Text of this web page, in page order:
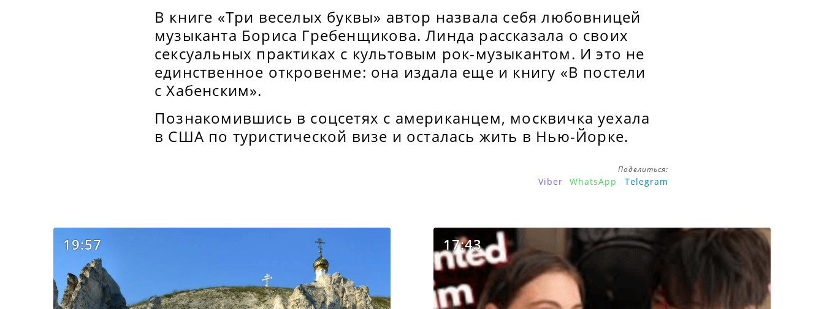
В книге «Три веселых буквы» автор назвала себя любовницей
музыканта Бориса Гребенщикова. Линда рассказала о своих
сексуальных практиках с культовым рок-музыкантом. И это не
единственное откровенме: она издала еще и книгу «В постели
с Хабенским».
Познакомившись в соцсетях с американцем, москвичка уехала
в США по туристической визе и осталась жить в Нью-Йорке.
Поделиться:
Viber WhatsApp Telegram
19:57 17:43